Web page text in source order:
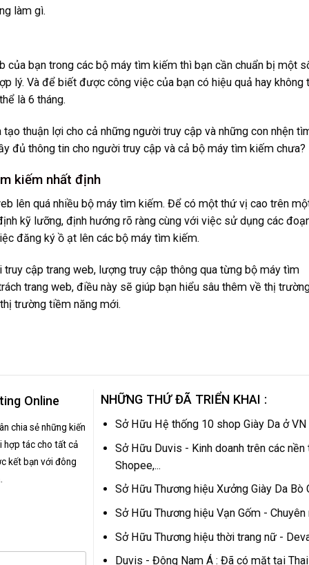
làm gì.
của bạn trong các bộ máy tìm kiếm thì bạn cần chuẩn bị một
lý. Và để biết được công việc của bạn có hiệu quả hay không
là 6 tháng.
thuận lợi cho cả những người truy cập và những con nhện
đủ thông tin cho người truy cập và cả bộ máy tìm kiếm chưa?
kiếm nhất định
lên quá nhiều bộ máy tìm kiếm. Để có một thứ vị cao trên
kỹ lưỡng, định hướng rõ ràng cùng với việc sử dụng các
đăng ký ồ ạt lên các bộ máy tìm kiếm.
cập trang web, lượng truy cập thông qua từng bộ máy tìm
trang web, điều này sẽ giúp bạn hiểu sâu thêm về thị
trường tiềm năng mới.
Online
chia sẻ những kiến
hợp tác cho tất cả
kết bạn với đông
NHỮNG THỨ ĐÃ TRIỂN KHAI :
Sở Hữu Hệ thống 10 shop Giày Da ở
Sở Hữu Duvis - Kinh doanh trên các
Shopee,...
Sở Hữu Thương hiệu Xưởng Giày Da Bò
Sở Hữu Thương hiệu Vạn Gốm -
Sở Hữu Thương hiệu thời trang nữ -
Duvis - Đông Nam Á : Đã có mặt tại